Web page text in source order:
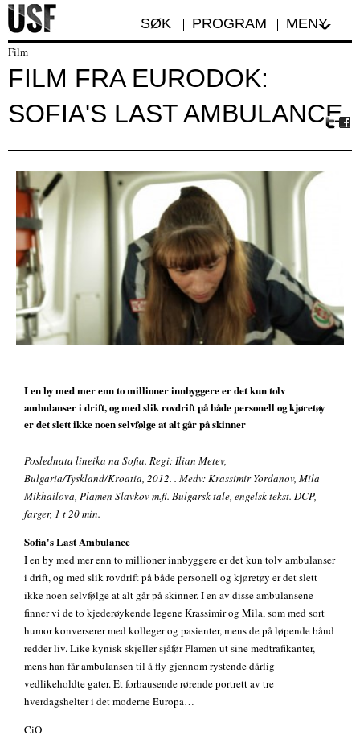
SØK PROGRAM MENY
Film
FILM FRA EURODOK:
SOFIA'S LAST AMBULANCE
I en by med mer enn to millioner innbyggere er det kun tolv
ambulanser i drift, og med slik rovdrift på både personell og kjøretøy
er det slett ikke noen selvfølge at alt går på skinner
Poslednata lineika na Sofia. Regi: Ilian Metev,
Bulgaria/Tyskland/Kroatia, 2012. . Medv: Krassimir Yordanov, Mila
Mikhailova, Plamen Slavkov m.fl. Bulgarsk tale, engelsk tekst. DCP,
farger, 1 t 20 min.
Sofia's Last Ambulance
I en by med mer enn to millioner innbyggere er det kun tolv ambulanser
i drift, og med slik rovdrift på både personell og kjøretøy er det slett
ikke noen selvfølge at alt går på skinner. I en av disse ambulansene
finner vi de to kjederøykende legene Krassimir og Mila, som med sort
humor konverserer med kolleger og pasienter, mens de på løpende bånd
redder liv. Like kynisk skjeller sjåfør Plamen ut sine medtrafikanter,
mens han får ambulansen til å fly gjennom rystende dårlig
vedlikeholdte gater. Et forbausende rørende portrett av tre
hverdagshelter i det moderne Europa…
CiO